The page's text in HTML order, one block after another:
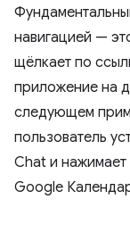
навигацией —
щёлкает по
приложение на
следующем
пользователь
Chat и нажимает
Google